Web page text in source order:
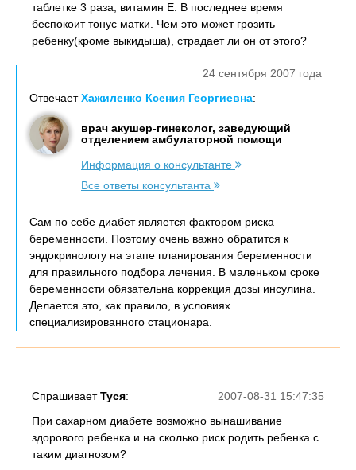
таблетке 3 раза, витамин Е. В последнее время
беспокоит тонус матки. Чем это может грозить
ребенку(кроме выкидыша), страдает ли он от этого?
24 сентября 2007 года
ОтвечаетХажиленко Ксения Георгиевна:
врач акушер-гинеколог, заведующий
отделением амбулаторной помощи
Информация о консультанте
Все ответы консультанта
Сам по себе диабет является фактором риска
беременности. Поэтому очень важно обратится к
эндокринологу на этапе планирования беременности
для правильного подбора лечения. В маленьком сроке
беременности обязательна коррекция дозы инсулина.
Делается это, как правило, в условиях
специализированного стационара.
2007-08-31 15:47:35
СпрашиваетТуся:
При сахарном диабете возможно вынашивание
здорового ребенка и на сколько риск родить ребенка с
таким диагнозом?